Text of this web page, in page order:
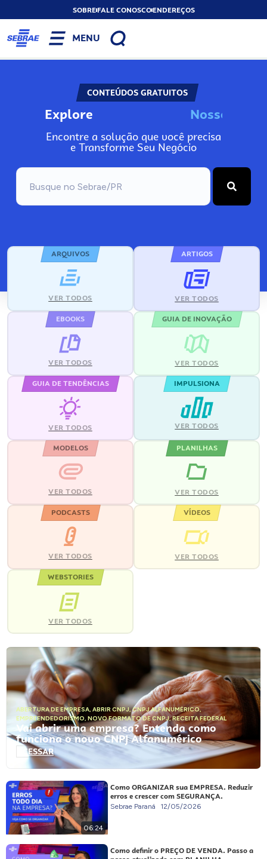
SOBREFALE CONOSCOENDEREÇOS
MENU
CONTEÚDOS GRATUITOS
Explore Nosso
Encontre a solução que você precisa
e Transforme Seu Negócio
ARQUIVOS
VER TODOS
ARTIGOS
VER TODOS
EBOOKS
VER TODOS
GUIA DE INOVAÇÃO
VER TODOS
GUIA DE TENDÊNCIAS
VER TODOS
IMPULSIONA
VER TODOS
MODELOS
VER TODOS
PLANILHAS
VER TODOS
PODCASTS
VER TODOS
VÍDEOS
VER TODOS
WEBSTORIES
VER TODOS
ABERTURA DE EMPRESA, ABRIR CNPJ,CNPJ ALFANUMÉRICO,
EMPREENDEDORISMO, NOVO FORMATO DE CNPJ,RECEITA FEDERAL
Vai abrir uma empresa? Entenda como
funciona o novo CNPJ Alfanumérico
ACESSAR
06:24
Como ORGANIZAR sua EMPRESA. Reduzir
erros e crescer com SEGURANÇA.
Sebrae Paraná 12/05/2026
Como definir o PREÇO DE VENDA. Passo a